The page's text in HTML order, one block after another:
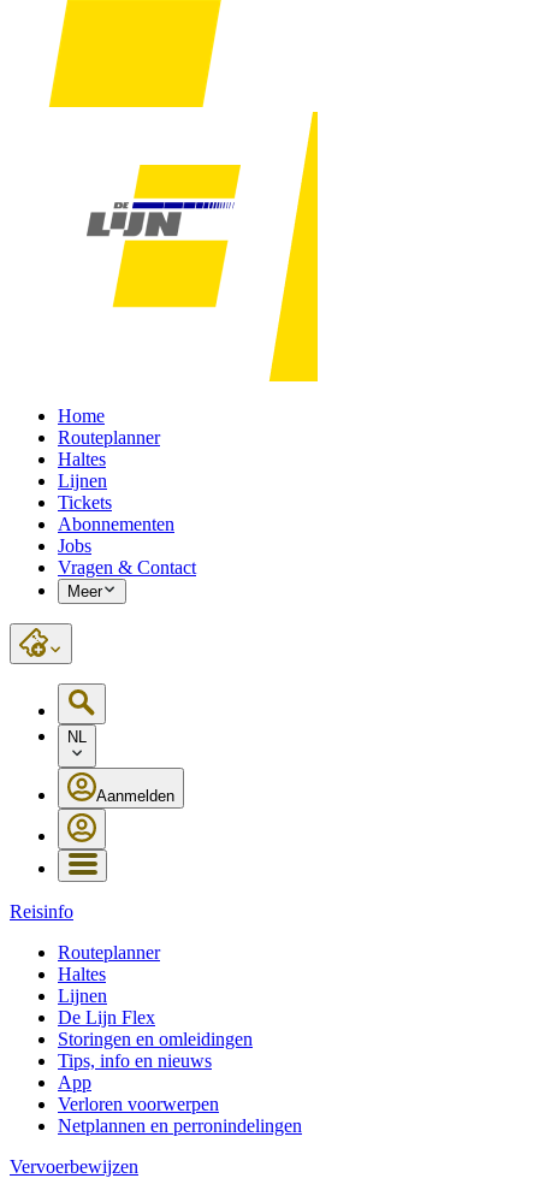
Home
Routeplanner
Haltes
Lijnen
Tickets
Abonnementen
Jobs
Vragen & Contact
Meer
NL
Aanmelden
Reisinfo
Routeplanner
Haltes
Lijnen
De Lijn Flex
Storingen en omleidingen
Tips, info en nieuws
App
Verloren voorwerpen
Netplannen en perronindelingen
Vervoerbewijzen